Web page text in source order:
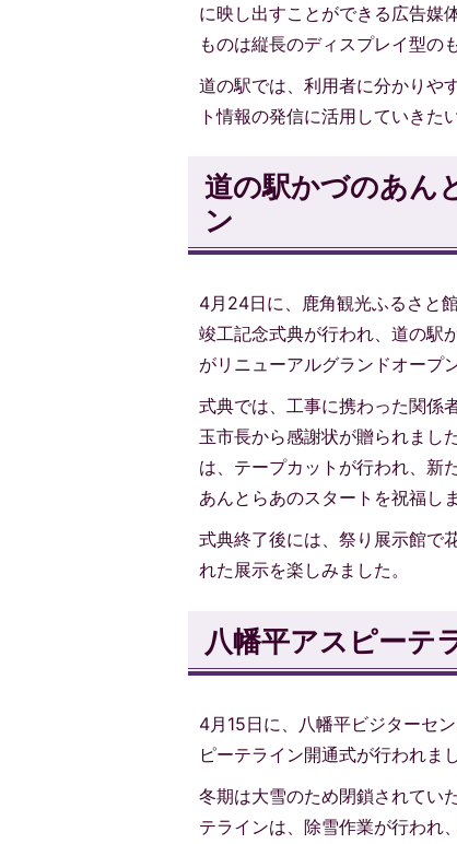
に映し出すことができる広告媒
ものは縦長のディスプレイ型の
道の駅では、利用者に分かりや
ト情報の発信に活用していきた
道の駅かづのあん
ン
4月24日に、鹿角観光ふるさと
竣工記念式典が行われ、道の駅
がリニューアルグランドオープ
式典では、工事に携わった関係
玉市長から感謝状が贈られまし
は、テープカットが行われ、新
あんとらあのスタートを祝福しま
式典終了後には、祭り展示館で
れた展示を楽しみました。
八幡平アスピーテ
4月15日に、八幡平ビジターセ
ピーテライン開通式が行われまし
冬期は大雪のため閉鎖されてい
テラインは、除雪作業が行われ